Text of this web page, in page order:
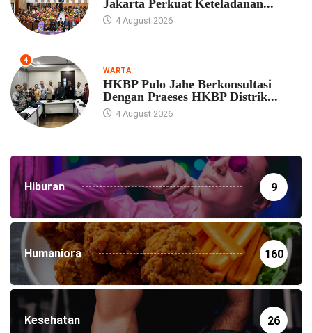
Jakarta Perkuat Keteladanan...
4 August 2026
4
WARTA
HKBP Pulo Jahe Berkonsultasi
Dengan Praeses HKBP Distrik...
4 August 2026
Hiburan 9
Humaniora 160
Kesehatan 26